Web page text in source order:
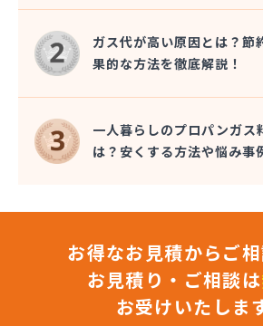
岸本石油有限会社 味野SS/
岩谷産業株式会社 岡山支店/
岩谷産業株式会社 津山工場/
共和石油販売株式会社 倉敷営業
共和石油販売株式会社 本社/
玉野興産株式会社/
琴海設備/
原田喜一郎/
高山産業株式会社 プロパン直売
高山産業株式会社 建部支店/
高山産業株式会社 西大寺支店/
高山産業株式会社 リフォームセ
ガス代が高い原因とは？節
果的な方法を徹底解説！
一人暮らしのプロパンガス
は？安くする方法や悩み事
お得なお見積からご相
お見積り・ご相談は
お受けいたしま